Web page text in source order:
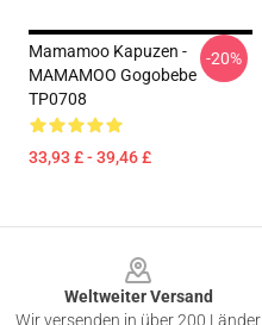
Mamamoo Kapuzen -
MAMAMOO Gogobebe
TP0708
33,93 £ - 39,46 £
-20%
Weltweiter Versand
Wir versenden in über 200 Länder